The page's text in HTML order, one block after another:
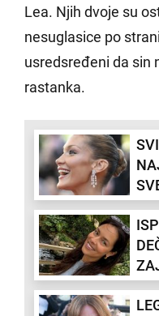
Lea. Njih dvoje su
nesuglasice po
usredsređeni da sin
rastanka.